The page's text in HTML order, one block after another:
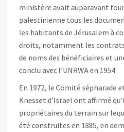
ministère avait auparavant
palestinienne tous les
les habitants de Jérusalem à
droits, notamment les
de noms des bénéficiaires et
conclu avec l’UNRWA en 1954.
En 1972, le Comité sépharade
Knesset d’Israël ont affirmé
propriétaires du terrain sur
été construites en 1885, en